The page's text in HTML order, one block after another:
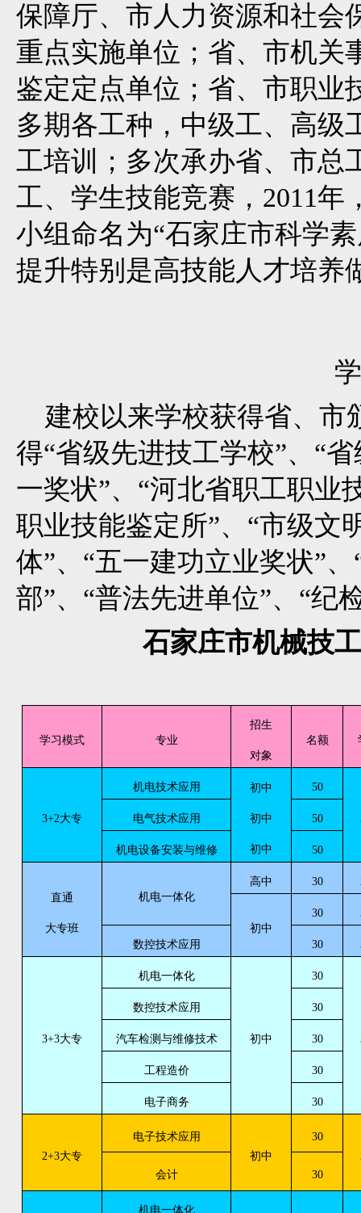
保障厅、市人力资源和社会
重点实施单位；省、市机关
鉴定定点单位；省、市职业
多期各工种，中级工、高级
工培训；多次承办省、市总
工、学生技能竞赛，2011
小组命名为“石家庄市科学
提升特别是高技能人才培养
建校以来学校获得省、市
得“省级先进技工学校”、“
一奖状”、“河北省职工职业
职业技能鉴定所”、“市级文
体”、“五一建功立业奖状”
部”、“普法先进单位”、“纪
石家庄市机械技
学习模式 专业
招生
对象
名额
3+2大专
机电技术应用 初中
初中
初中
50
电气技术应用 50
机电设备安装与维修 50
直通
大专班
机电一体化
高中 30
初中
30
数控技术应用 30
3+3大专
机电一体化
初中
30
数控技术应用 30
汽车检测与维修技术 30
工程造价 30
电子商务 30
2+3大专
电子技术应用
初中
30
会计
30
机电一体化